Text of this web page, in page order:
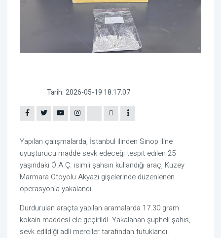
Tarih: 2026-05-19 18:17:07
Yapılan çalışmalarda, İstanbul ilinden Sinop iline
uyuşturucu madde sevk edeceği tespit edilen 25
yaşındaki Ö.A.Ç. isimli şahsın kullandığı araç, Kuzey
Marmara Otoyolu Akyazı gişelerinde düzenlenen
operasyonla yakalandı.
Durdurulan araçta yapılan aramalarda 17.30 gram
kokain maddesi ele geçirildi. Yakalanan şüpheli şahıs,
sevk edildiği adli merciler tarafından tutuklandı.